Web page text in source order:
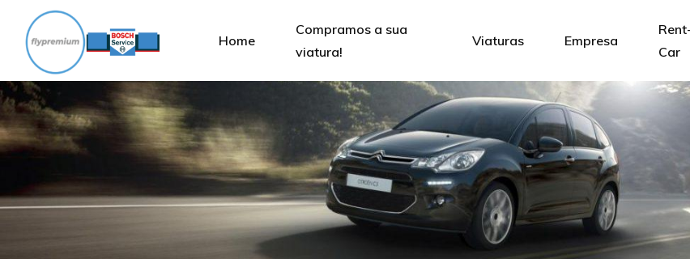
Home
Compramos a sua
viatura!
Viaturas Empresa
Car